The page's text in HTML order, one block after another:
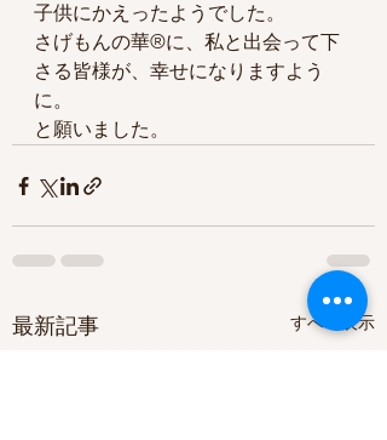
子供にかえったようでした。
さげもんの華®️に、私と出会って下
さる皆様が、幸せになりますよう
に。
と願いました。
最新記事 すべて表示